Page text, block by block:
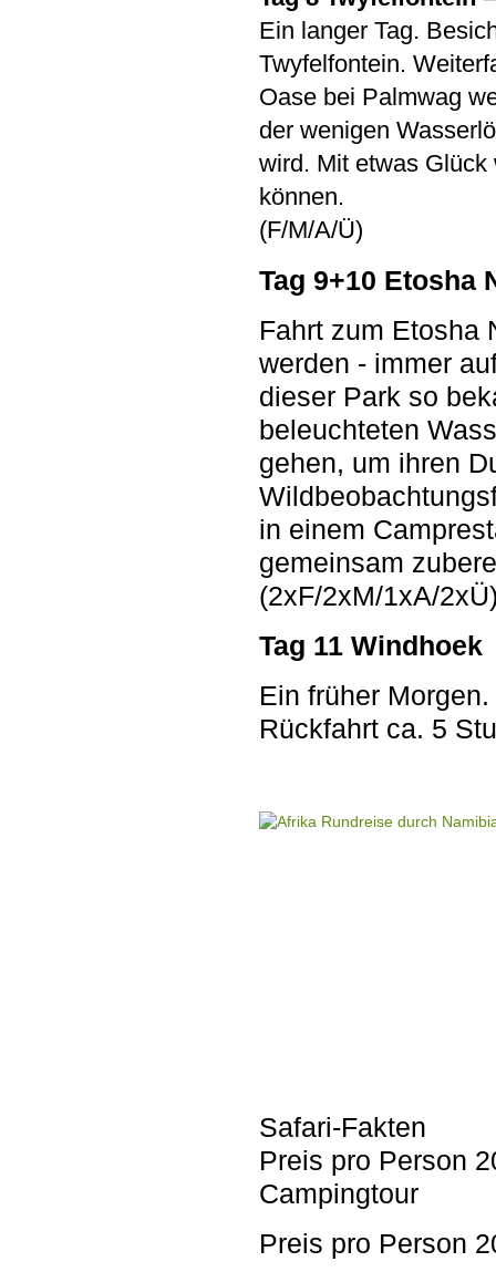
Ein langer Tag.
Twyfelfontein.
Oase bei Palmwag
der wenigen
wird. Mit etwas
können.
(F/M/A/Ü)
Tag 9+10 Etosha
Fahrt zum Etosha
werden - immer
dieser Park so
beleuchteten
gehen, um ihren
in einem
gemeinsam
(2xF/2xM/1xA/
Tag 11 Windhoek
Ein früher
Rückfahrt ca. 5
Safari-Fakten
Preis pro Person
Campingtour
Preis pro Person